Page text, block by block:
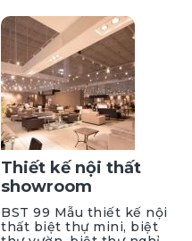
Thiết kế nội thất
showroom
BST 99 Mẫu thiết kế nội
thất biệt thự mini, biệt